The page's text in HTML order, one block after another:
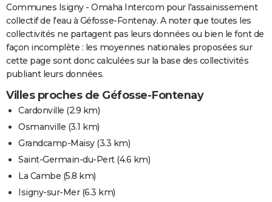
Communes Isigny - Omaha Intercom pour l'assainissement
collectif de l'eau à Géfosse-Fontenay. A noter que toutes les
collectivités ne partagent pas leurs données ou bien le font de
façon incomplète : les moyennes nationales proposées sur
cette page sont donc calculées sur la base des collectivités
publiant leurs données.
Villes proches de Géfosse-Fontenay
Cardonville (2.9 km)
Osmanville (3.1 km)
Grandcamp-Maisy(3.3 km)
Saint-Germain-du-Pert(4.6 km)
La Cambe (5.8 km)
Isigny-sur-Mer(6.3 km)